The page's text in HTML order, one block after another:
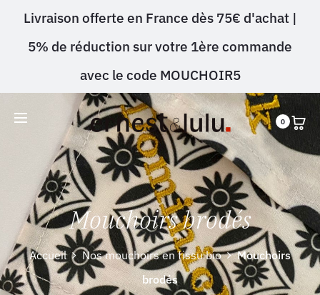
Livraison offerte en France dès 75€ d'achat |
5% de réduction sur votre 1ère commande
avec le code MOUCHOIR5
0
Mouchoirs brodés
Accueil Nos mouchoirs en tissu bio
Mouchoirs
brodés